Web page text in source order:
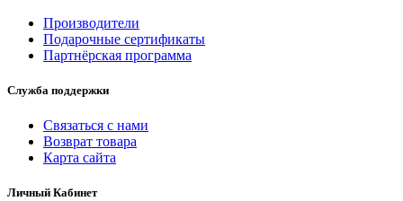
Производители
Подарочные сертификаты
Партнёрская программа
Служба поддержки
Связаться с нами
Возврат товара
Карта сайта
Личный Кабинет